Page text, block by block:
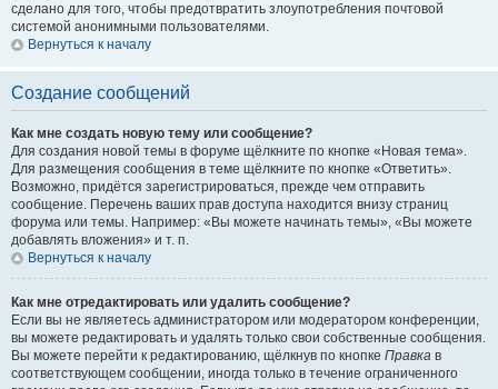
сделано для того, чтобы предотвратить злоупотребления почтовой
системой анонимными пользователями.
Вернуться к началу
Создание сообщений
Как мне создать новую тему или сообщение?
Для создания новой темы в форуме щёлкните по кнопке «Новая тема».
Для размещения сообщения в теме щёлкните по кнопке «Ответить».
Возможно, придётся зарегистрироваться, прежде чем отправить
сообщение. Перечень ваших прав доступа находится внизу страниц
форума или темы. Например: «Вы можете начинать темы», «Вы можете
добавлять вложения» и т. п.
Вернуться к началу
Как мне отредактировать или удалить сообщение?
Если вы не являетесь администратором или модератором конференции,
вы можете редактировать и удалять только свои собственные сообщения.
Вы можете перейти к редактированию, щёлкнув по кнопке Правка в
соответствующем сообщении, иногда только в течение ограниченного